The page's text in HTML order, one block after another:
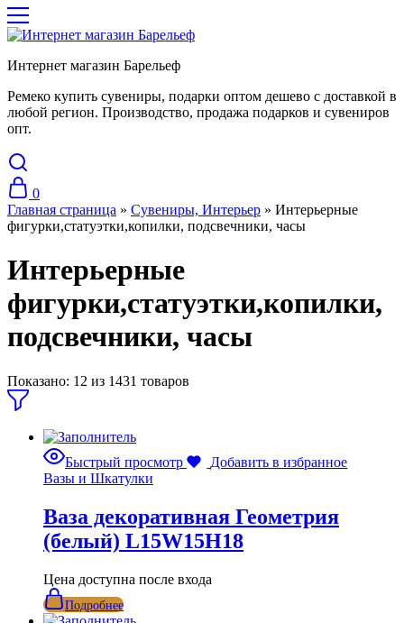
Интернет магазин Барельеф
Ремеко купить сувениры, подарки оптом дешево с доставкой в
любой регион. Производство, продажа подарков и сувениров
опт.
0
Главная страница » Сувениры, Интерьер » Интерьерные
фигурки,статуэтки,копилки, подсвечники, часы
Интерьерные
фигурки,статуэтки,копилки,
подсвечники, часы
Показано: 12 из 1431 товаров
Быстрый просмотр
Добавить в избранное
Вазы и Шкатулки
Ваза декоративная Геометрия
(белый) L15W15H18
Цена доступна после входа
Подробнее